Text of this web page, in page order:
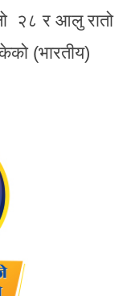
२८ र आलु रातो
(भारतीय)